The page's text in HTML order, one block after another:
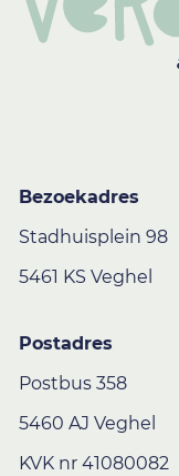
Bezoekadres
Stadhuisplein 98
5461 KS Veghel
Postadres
Postbus 358
5460 AJ Veghel
KVK nr 41080082